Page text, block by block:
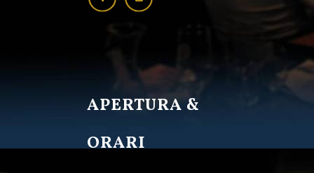
APERTURA &
ORARI